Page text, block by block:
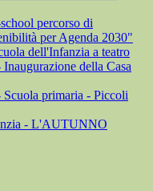
percorso di
per Agenda 2030"
dell'Infanzia a teatro
della Casa
primaria - Piccoli
- L'AUTUNNO